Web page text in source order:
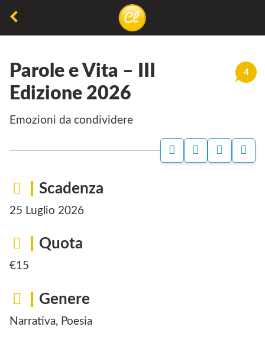
non
permette
camminare,
respirare
4
Parole e Vita – III
Edizione 2026
Emozioni da condividere
Scadenza
25 Luglio 2026
Quota
€15
Genere
Narrativa, Poesia